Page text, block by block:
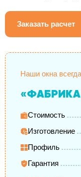
Заказать расчет
Наши окна
Стоимость
Изготовление
Профиль
Гарантия